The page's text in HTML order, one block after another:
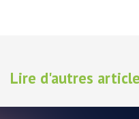
Lire d'autres